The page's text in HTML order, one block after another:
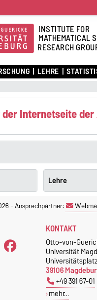
INSTITUTE FOR
MATHEMATICAL
RESEARCH
LEHRE
Internetseite
Lehre
-Ansprechpartner:
KONTAKT
Otto-von-
Universität
39106
+49 391 67-01
mehr…